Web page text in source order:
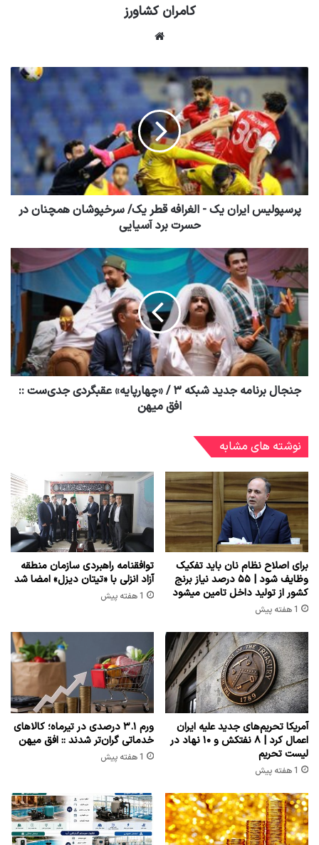
کامران کشاورز
پرسپولیس ایران یک - الغرافه قطر یک/ سرخپوشان همچنان در
حسرت برد آسیایی
جنجال برنامه جدید شبکه ۳ / «چهارپایه» عقبگردی جدی‌ست ::
افق میهن
نوشته های مشابه
برای اصلاح نظام نان باید تفکیک
وظایف شود | ۵۵ درصد نیاز برنج
کشور از تولید داخل تامین میشود
1 هفته پیش
توافقنامه راهبردی سازمان منطقه
آزاد انزلی با «تیتان دیزل» امضا شد
1 هفته پیش
آمریکا تحریم‌های جدید علیه ایران
اعمال کرد | ۸ نفتکش و ۱۰ نهاد در
لیست تحریم
1 هفته پیش
ورم ۳.۱ درصدی در تیرماه؛ کالاهای
خدماتی گران‌تر شدند :: افق میهن
1 هفته پیش